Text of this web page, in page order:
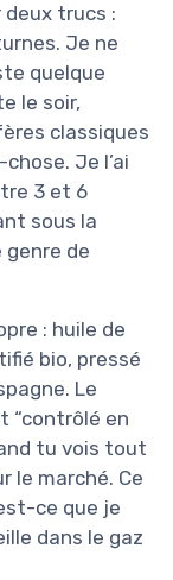
trucs :
Je ne
quelque
le soir,
classiques
Je l’ai
3 et 6
sous la
genre de
: huile de
bio, pressé
Le
“contrôlé en
tu vois tout
le marché. Ce
ce que je
dans le gaz